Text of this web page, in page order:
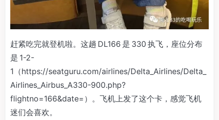
赶紧吃完就登机啦。这趟 DL166 是 330 执飞，座位分布
是 1-2-
1（https://seatguru.com/airlines/Delta_Airlines/Delta_
Airlines_Airbus_A330-900.php?
flightno=166&date=）。飞机上发了这个卡，感觉飞机
迷们会喜欢。